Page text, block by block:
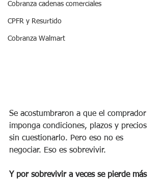
Cobranza cadenas comerciales
CPFR y Resurtido
Cobranza Walmart
Se acostumbraron a que el comprador
imponga condiciones, plazos y precios
sin cuestionarlo. Pero eso no es
negociar. Eso es sobrevivir.
Y por sobrevivir a veces se pierde más